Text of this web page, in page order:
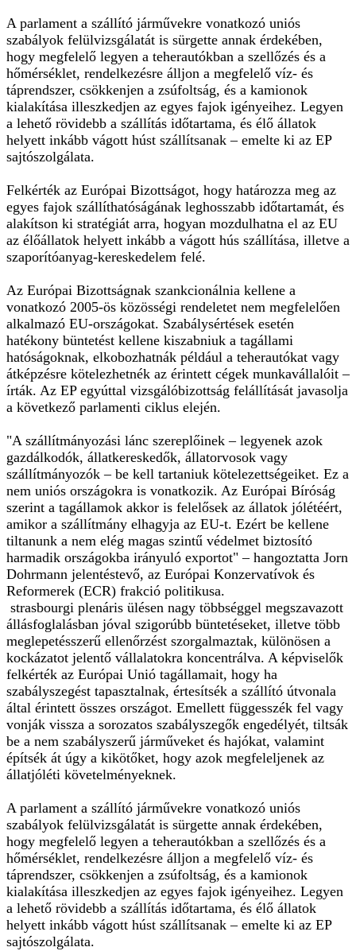
A parlament a szállító járművekre vonatkozó uniós
szabályok felülvizsgálatát is sürgette annak érdekében,
hogy megfelelő legyen a teherautókban a szellőzés és a
hőmérséklet, rendelkezésre álljon a megfelelő víz- és
táprendszer, csökkenjen a zsúfoltság, és a kamionok
kialakítása illeszkedjen az egyes fajok igényeihez. Legyen
a lehető rövidebb a szállítás időtartama, és élő állatok
helyett inkább vágott húst szállítsanak – emelte ki az EP
sajtószolgálata.
Felkérték az Európai Bizottságot, hogy határozza meg az
egyes fajok szállíthatóságának leghosszabb időtartamát, és
alakítson ki stratégiát arra, hogyan mozdulhatna el az EU
az élőállatok helyett inkább a vágott hús szállítása, illetve a
szaporítóanyag-kereskedelem felé.
Az Európai Bizottságnak szankcionálnia kellene a
vonatkozó 2005-ös közösségi rendeletet nem megfelelően
alkalmazó EU-országokat. Szabálysértések esetén
hatékony büntetést kellene kiszabniuk a tagállami
hatóságoknak, elkobozhatnák például a teherautókat vagy
átképzésre kötelezhetnék az érintett cégek munkavállalóit –
írták. Az EP egyúttal vizsgálóbizottság felállítását javasolja
a következő parlamenti ciklus elején.
"A szállítmányozási lánc szereplőinek – legyenek azok
gazdálkodók, állatkereskedők, állatorvosok vagy
szállítmányozók – be kell tartaniuk kötelezettségeiket. Ez a
nem uniós országokra is vonatkozik. Az Európai Bíróság
szerint a tagállamok akkor is felelősek az állatok jólétéért,
amikor a szállítmány elhagyja az EU-t. Ezért be kellene
tiltanunk a nem elég magas szintű védelmet biztosító
harmadik országokba irányuló exportot" – hangoztatta Jorn
Dohrmann jelentéstevő, az Európai Konzervatívok és
Reformerek (ECR) frakció politikusa.
strasbourgi plenáris ülésen nagy többséggel megszavazott
állásfoglalásban jóval szigorúbb büntetéseket, illetve több
meglepetésszerű ellenőrzést szorgalmaztak, különösen a
kockázatot jelentő vállalatokra koncentrálva. A képviselők
felkérték az Európai Unió tagállamait, hogy ha
szabályszegést tapasztalnak, értesítsék a szállító útvonala
által érintett összes országot. Emellett függesszék fel vagy
vonják vissza a sorozatos szabályszegők engedélyét, tiltsák
be a nem szabályszerű járműveket és hajókat, valamint
építsék át úgy a kikötőket, hogy azok megfeleljenek az
állatjóléti követelményeknek.
A parlament a szállító járművekre vonatkozó uniós
szabályok felülvizsgálatát is sürgette annak érdekében,
hogy megfelelő legyen a teherautókban a szellőzés és a
hőmérséklet, rendelkezésre álljon a megfelelő víz- és
táprendszer, csökkenjen a zsúfoltság, és a kamionok
kialakítása illeszkedjen az egyes fajok igényeihez. Legyen
a lehető rövidebb a szállítás időtartama, és élő állatok
helyett inkább vágott húst szállítsanak – emelte ki az EP
sajtószolgálata.